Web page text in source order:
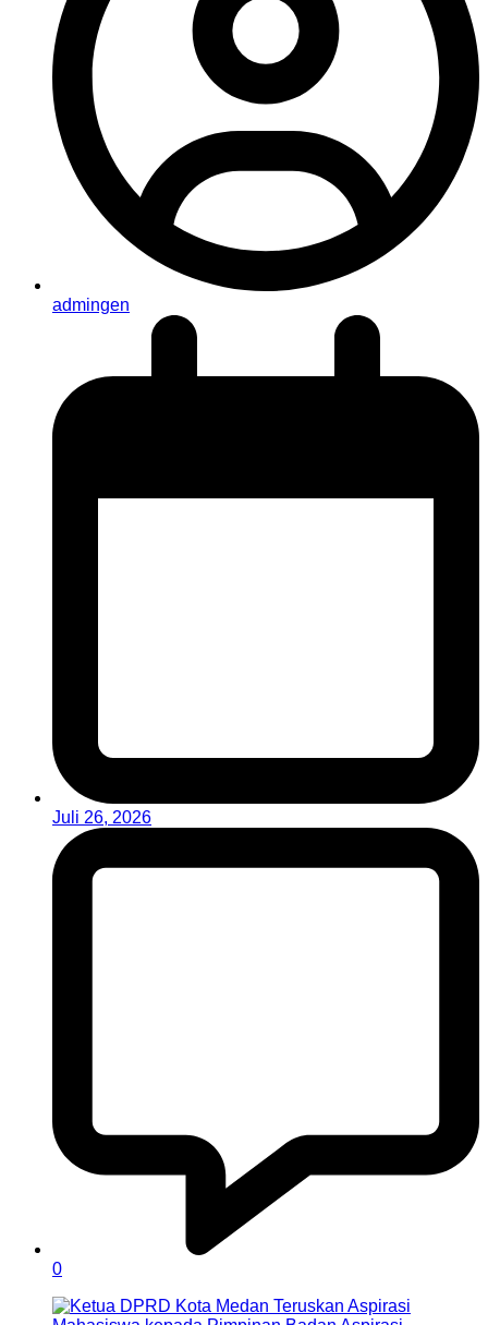
admingen
Juli 26, 2026
0